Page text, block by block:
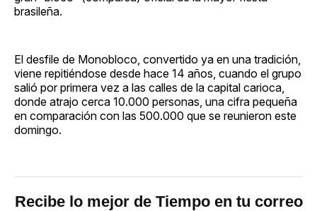
brasileña.
El desfile de Monobloco, convertido ya en una tradición,
viene repitiéndose desde hace 14 años, cuando el grupo
salió por primera vez a las calles de la capital carioca,
donde atrajo cerca 10.000 personas, una cifra pequeña
en comparación con las 500.000 que se reunieron este
domingo.
Recibe lo mejor de Tiempo en tu correo